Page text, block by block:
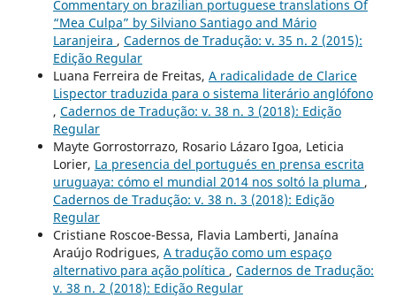
Commentary on brazilian portuguese translations Of
“Mea Culpa” by Silviano Santiago and Mário
Laranjeira , Cadernos de Tradução: v. 35 n. 2 (2015):
Edição Regular
Luana Ferreira de Freitas, A radicalidade de Clarice
Lispector traduzida para o sistema literário anglófono
, Cadernos de Tradução: v. 38 n. 3 (2018): Edição
Regular
Mayte Gorrostorrazo, Rosario Lázaro Igoa, Leticia
Lorier, La presencia del portugués en prensa escrita
uruguaya: cómo el mundial 2014 nos soltó la pluma ,
Cadernos de Tradução: v. 38 n. 3 (2018): Edição
Regular
Cristiane Roscoe-Bessa, Flavia Lamberti, Janaína
Araújo Rodrigues, A tradução como um espaço
alternativo para ação política , Cadernos de Tradução:
v. 38 n. 2 (2018): Edição Regular